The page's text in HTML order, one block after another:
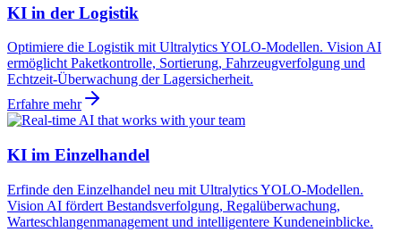
KI in der Logistik
Optimiere die Logistik mit Ultralytics YOLO-Modellen. Vision AI
ermöglicht Paketkontrolle, Sortierung, Fahrzeugverfolgung und
Echtzeit-Überwachung der Lagersicherheit.
Erfahre mehr
KI im Einzelhandel
Erfinde den Einzelhandel neu mit Ultralytics YOLO-Modellen.
Vision AI fördert Bestandsverfolgung, Regalüberwachung,
Warteschlangenmanagement und intelligentere Kundeneinblicke.